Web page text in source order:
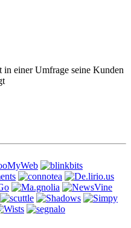
einer Umfrage seine Kunden